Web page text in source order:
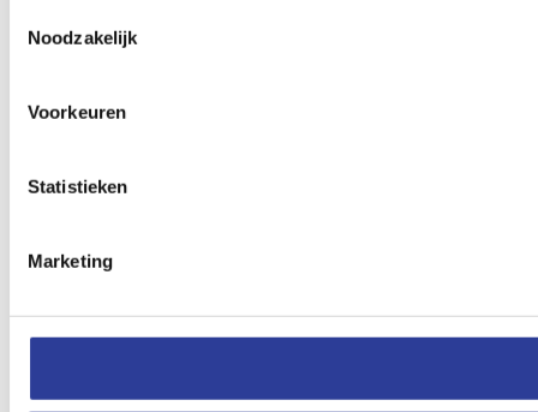
Noodzakelijk
Voorkeuren
Statistieken
Marketing